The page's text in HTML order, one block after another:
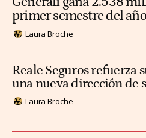
primer semestre del
Laura Broche
Reale Seguros refuerza
una nueva dirección de
Laura Broche